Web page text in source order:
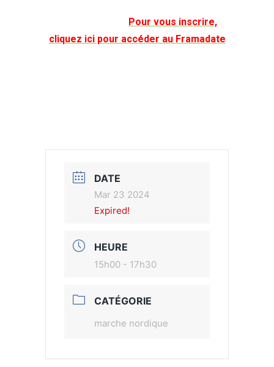
Pour vous inscrire,
cliquez ici pour accéder au Framadate
DATE
Mar 23 2024
Expired!
HEURE
15h00 - 17h30
CATÉGORIE
marche nordique